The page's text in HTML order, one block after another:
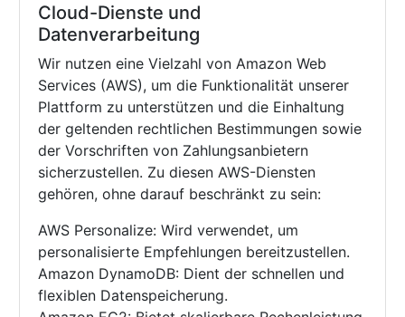
Cloud-Dienste und
Datenverarbeitung
Wir nutzen eine Vielzahl von Amazon Web
Services (AWS), um die Funktionalität unserer
Plattform zu unterstützen und die Einhaltung
der geltenden rechtlichen Bestimmungen sowie
der Vorschriften von Zahlungsanbietern
sicherzustellen. Zu diesen AWS-Diensten
gehören, ohne darauf beschränkt zu sein:
AWS Personalize: Wird verwendet, um
personalisierte Empfehlungen bereitzustellen.
Amazon DynamoDB: Dient der schnellen und
flexiblen Datenspeicherung.